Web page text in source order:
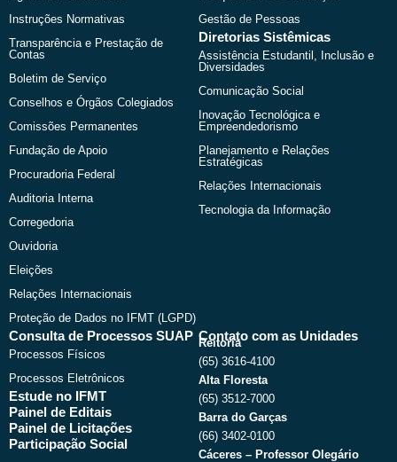
Instruções Normativas
Transparência e Prestação de
Contas
Boletim de Serviço
Conselhos e Órgãos Colegiados
Comissões Permanentes
Fundação de Apoio
Procuradoria Federal
Auditoria Interna
Corregedoria
Ouvidoria
Eleições
Relações Internacionais
Proteção de Dados no IFMT (LGPD)
Gestão de Pessoas
Diretorias Sistêmicas
Assistência Estudantil, Inclusão e
Diversidades
Comunicação Social
Inovação Tecnológica e
Empreendedorismo
Planejamento e Relações
Estratégicas
Relações Internacionais
Tecnologia da Informação
Consulta de Processos SUAP
Processos Físicos
Processos Eletrônicos
Estude no IFMT
Painel de Editais
Painel de Licitações
Participação Social
Contato com as Unidades
Reitoria
(65) 3616-4100
Alta Floresta
(65) 3512-7000
Barra do Garças
(66) 3402-0100
Cáceres – Professor Olegário